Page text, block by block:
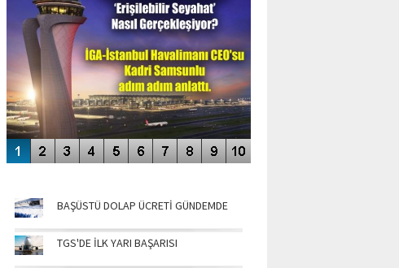
BAŞÜSTÜ DOLAP ÜCRETİ GÜNDEMDE
TGS'DE İLK YARI BAŞARISI